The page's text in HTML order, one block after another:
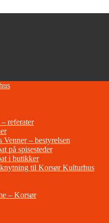
referater
Venner – bestyrelsen
på spisesteder
i butikker
til Korsør Kulturhus
– Korsør